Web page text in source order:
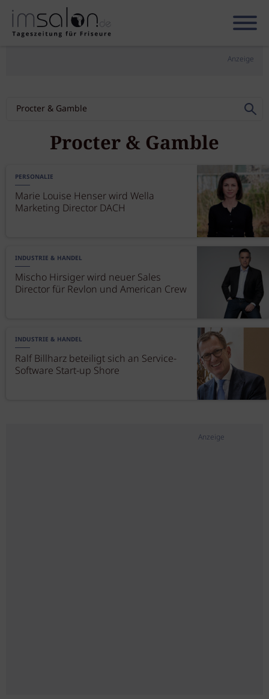
Anzeige
Procter & Gamble
PERSONALIE
Marie Louise Henser wird Wella
Marketing Director DACH
INDUSTRIE & HANDEL
Mischo Hirsiger wird neuer Sales
Director für Revlon und American Crew
INDUSTRIE & HANDEL
Ralf Billharz beteiligt sich an Service-
Software Start-up Shore
Anzeige